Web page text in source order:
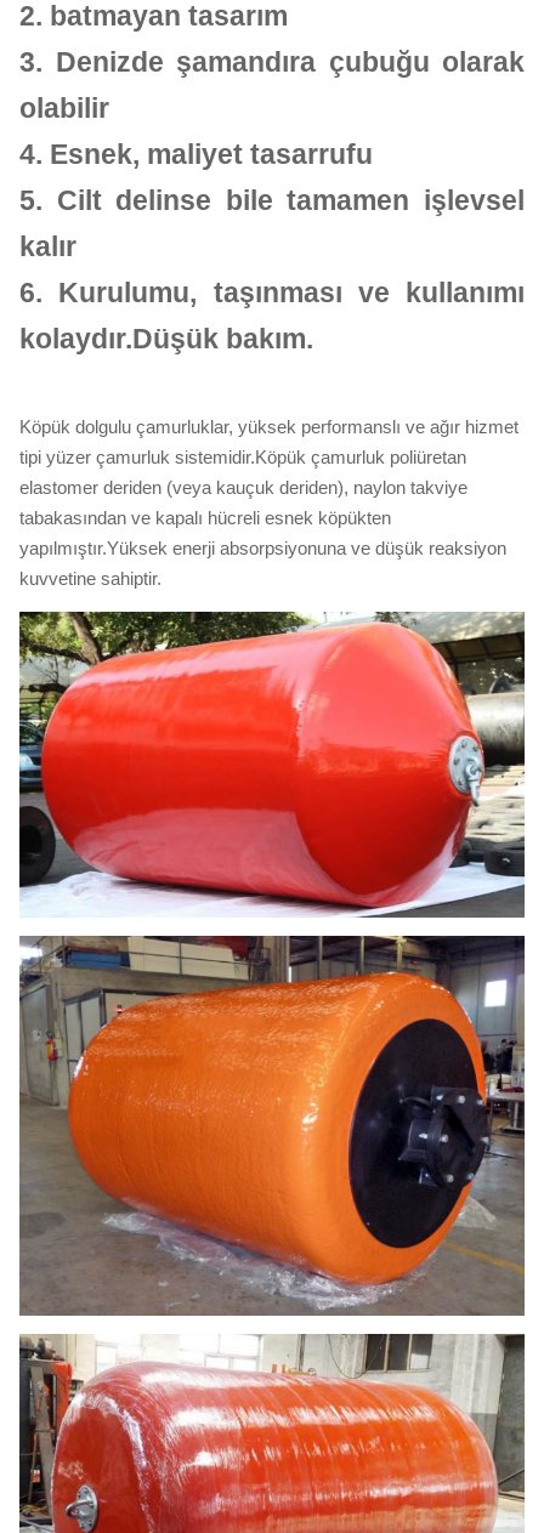
2. batmayan tasarım
3. Denizde şamandıra çubuğu olarak
olabilir
4. Esnek, maliyet tasarrufu
5. Cilt delinse bile tamamen işlevsel
kalır
6. Kurulumu, taşınması ve kullanımı
kolaydır.Düşük bakım.
Köpük dolgulu çamurluklar, yüksek performanslı ve ağır hizmet
tipi yüzer çamurluk sistemidir.Köpük çamurluk poliüretan
elastomer deriden (veya kauçuk deriden), naylon takviye
tabakasından ve kapalı hücreli esnek köpükten
yapılmıştır.Yüksek enerji absorpsiyonuna ve düşük reaksiyon
kuvvetine sahiptir.